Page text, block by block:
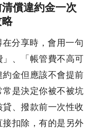
償違約金一次
分享時，會用一句
、「帳管費不高可
金但應該不會提前
是決定你被不被坑
、撥款前一次性收
扣除，有的是另外